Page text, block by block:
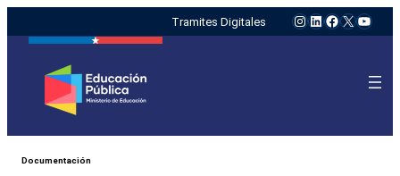
Tramites Digitales Instagram
LinkedIn
Facebook
X
Documentación